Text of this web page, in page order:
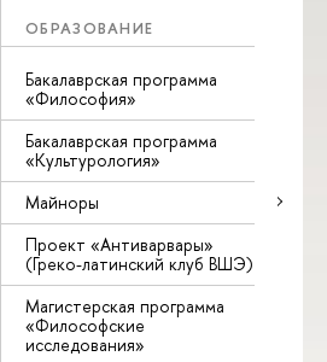
ОБРАЗОВАНИЕ
Бакалаврская программа
«Философия»
Бакалаврская программа
«Культурология»
Майноры
Проект «Антиварвары»
(Греко-латинский клуб ВШЭ)
Магистерская программа
«Философские
исследования»